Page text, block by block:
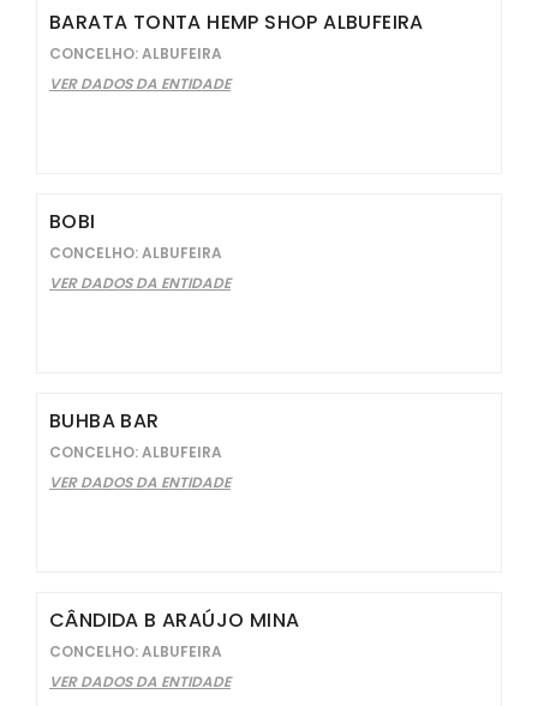
BARATA TONTA HEMP SHOP ALBUFEIRA
CONCELHO: ALBUFEIRA
VER DADOS DA ENTIDADE
BOBI
CONCELHO: ALBUFEIRA
VER DADOS DA ENTIDADE
BUHBA BAR
CONCELHO: ALBUFEIRA
VER DADOS DA ENTIDADE
CÂNDIDA B ARAÚJO MINA
CONCELHO: ALBUFEIRA
VER DADOS DA ENTIDADE